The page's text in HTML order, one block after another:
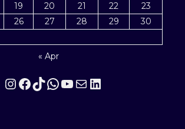
19 20 21 22
23
26 27 28 29
30
« Apr
Instagram
Facebook
TikTok
WhatsApp
YouTube
MailLinkedIn